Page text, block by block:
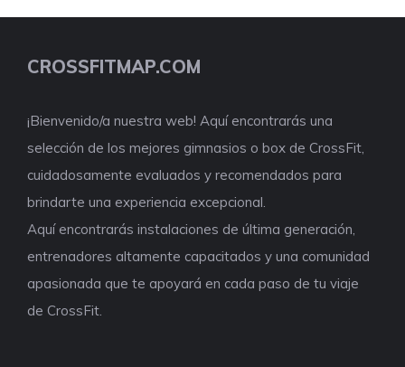
CROSSFITMAP.COM
¡Bienvenido/a nuestra web! Aquí encontrarás una
selección de los mejores gimnasios o box de CrossFit,
cuidadosamente evaluados y recomendados para
brindarte una experiencia excepcional.
Aquí encontrarás instalaciones de última generación,
entrenadores altamente capacitados y una comunidad
apasionada que te apoyará en cada paso de tu viaje
de CrossFit.